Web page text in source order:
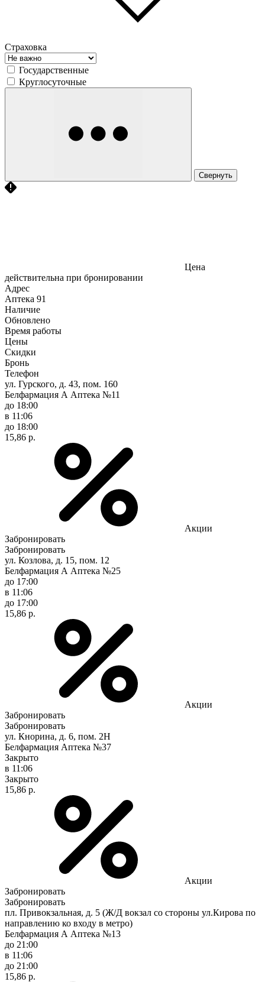
Страховка
Государственные
Круглосуточные
Свернуть
Цена
действительна при бронировании
Адрес
Аптека 91
Наличие
Обновлено
Время работы
Цены
Скидки
Бронь
Телефон
ул. Гурского, д. 43, пом. 160
Белфармация А Аптека №11
до 18:00
в 11:06
до 18:00
15,86 р.
Акции
Забронировать
Забронировать
ул. Козлова, д. 15, пом. 12
Белфармация А Аптека №25
до 17:00
в 11:06
до 17:00
15,86 р.
Акции
Забронировать
Забронировать
ул. Кнорина, д. 6, пом. 2Н
Белфармация Аптека №37
Закрыто
в 11:06
Закрыто
15,86 р.
Акции
Забронировать
Забронировать
пл. Привокзальная, д. 5 (Ж/Д вокзал со стороны ул.Кирова по
направлению ко входу в метро)
Белфармация А Аптека №13
до 21:00
в 11:06
до 21:00
15,86 р.